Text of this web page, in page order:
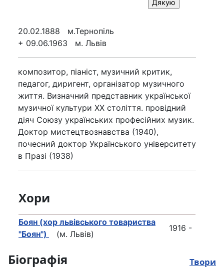
20.02.1888 м.Тернопіль
+ 09.06.1963 м. Львів
композитор, піаніст, музичний критик,
педагог, диригент, організатор музичного
життя. Визначний представник української
музичної культури XX століття. провідний
діяч Союзу українських професійних музик.
Доктор мистец­твознавства (1940),
почесний доктор Українського університету
в Празі (1938)
Хори
Боян (хор львівського товариства
"Боян")
(м. Львів)
1916 -
Біографія Твори